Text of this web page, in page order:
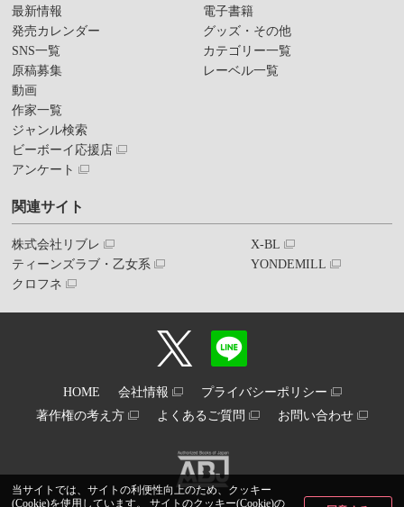
当サイトでは、サイトの利便性向上のため、クッキー
(Cookie)を使用しています。 サイトのクッキー(Cookie)の
最新情報
発売カレンダー
SNS一覧
原稿募集
動画
作家一覧
ジャンル検索
ビーボーイ応援店
アンケート
電子書籍
グッズ・その他
カテゴリー一覧
レーベル一覧
関連サイト
株式会社リブレ
ティーンズラブ・乙女系
クロフネ
X-BL
YONDEMILL
HOME 会社情報
プライバシーポリシー
著作権の考え方
よくあるご質問 お問い合わせ